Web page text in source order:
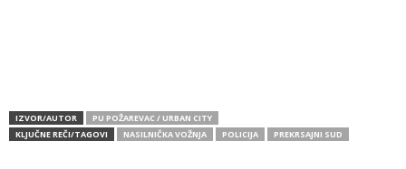
IZVOR/AUTOR
PU POŽAREVAC / URBAN CITY
KLJUČNE REČI/TAGOVI
NASILNIČKA VOŽNJA POLICIJA PREKRSAJNI SUD